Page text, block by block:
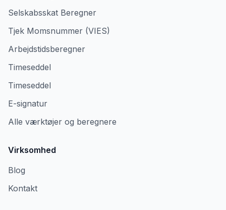
Selskabsskat Beregner
Tjek Momsnummer (VIES)
Arbejdstidsberegner
Timeseddel
Timeseddel
E-signatur
Alle værktøjer og beregnere
Virksomhed
Blog
Kontakt